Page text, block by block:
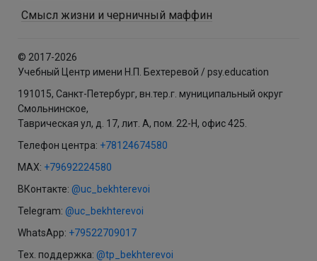
Смысл жизни и черничный маффин
© 2017-2026
Учебный Центр имени Н.П. Бехтеревой / psy.education
191015, Санкт-Петербург, вн.тер.г. муниципальный округ
Смольнинское,
Таврическая ул, д. 17, лит. А, пом. 22-Н, офис 425.
Телефон центра: +78124674580
MAX: +79692224580
ВКонтакте: @uc_bekhterevoi
Telegram: @uc_bekhterevoi
WhatsApp: +79522709017
Тех. поддержка: @tp_bekhterevoi